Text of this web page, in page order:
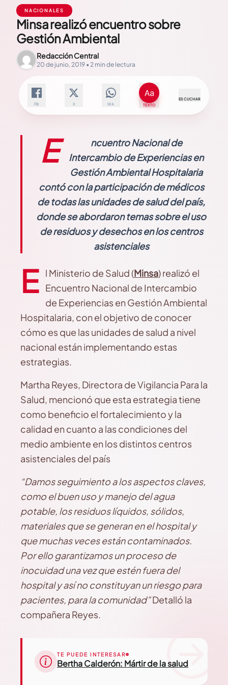
NACIONALES
Minsa realizó encuentro sobre
Gestión Ambiental
Redacción Central
20 de junio, 2019 • 2 min de lectura
FB X WA TEXTO
ESCUCHAR
E
ncuentro Nacional de
Intercambio de Experiencias en
Gestión Ambiental Hospitalaria
contó con la participación de médicos
de todas las unidades de salud del país,
donde se abordaron temas sobre el uso
de residuos y desechos en los centros
asistenciales
E l Ministerio de Salud (Minsa) realizó el
Encuentro Nacional de Intercambio
de Experiencias en Gestión Ambiental
Hospitalaria, con el objetivo de conocer
cómo es que las unidades de salud a nivel
nacional están implementando estas
estrategias.
Martha Reyes, Directora de Vigilancia Para la
Salud, mencionó que esta estrategia tiene
como beneficio el fortalecimiento y la
calidad en cuanto a las condiciones del
medio ambiente en los distintos centros
asistenciales del país
“Damos seguimiento a los aspectos claves,
como el buen uso y manejo del agua
potable, los residuos líquidos, sólidos,
materiales que se generan en el hospital y
que muchas veces están contaminados.
Por ello garantizamos un proceso de
inocuidad una vez que estén fuera del
hospital y así no constituyan un riesgo para
pacientes, para la comunidad”Detalló la
compañera Reyes.
TE PUEDE INTERESAR
Bertha Calderón: Mártir de la salud